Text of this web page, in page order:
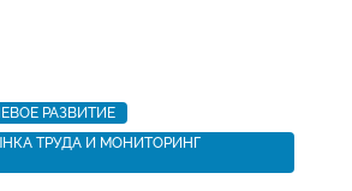
РАЗВИТИЕ
ТРУДА И МОНИТОРИНГ